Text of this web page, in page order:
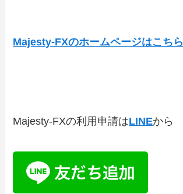
Majesty-FXのホームページはこちら
Majesty-FXの利用申請はLINEから